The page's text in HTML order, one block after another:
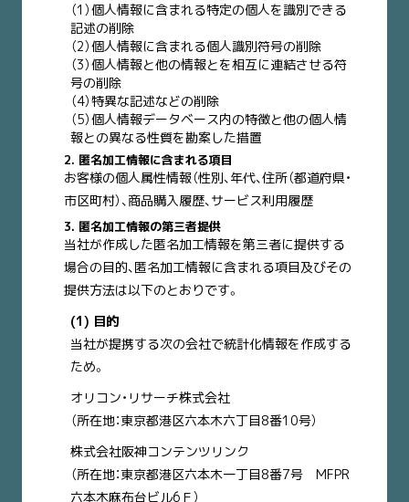
（1）個人情報に含まれる特定の個人を識別できる
記述の削除
（2）個人情報に含まれる個人識別符号の削除
（3）個人情報と他の情報とを相互に連結させる符
号の削除
（4）特異な記述などの削除
（5）個人情報データベース内の特徴と他の個人情
報との異なる性質を勘案した措置
2. 匿名加工情報に含まれる項目
お客様の個人属性情報（性別、年代、住所（都道府県・
市区町村）、商品購入履歴、サービス利用履歴
3. 匿名加工情報の第三者提供
当社が作成した匿名加工情報を第三者に提供する
場合の目的、匿名加工情報に含まれる項目及びその
提供方法は以下のとおりです。
(1) 目的
当社が提携する次の会社で統計化情報を作成する
ため。
オリコン・リサーチ株式会社
（所在地：東京都港区六本木六丁目8番10号）
株式会社阪神コンテンツリンク
（所在地：東京都港区六本木一丁目8番7号 MFPR
六本木麻布台ビル6Ｆ）